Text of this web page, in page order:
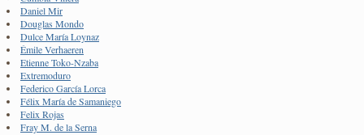
Daniel Mir
Douglas Mondo
Dulce María Loynaz
Émile Verhaeren
Etienne Toko-Nzaba
Extremoduro
Federico García Lorca
Félix María de Samaniego
Felix Rojas
Fray M. de la Serna